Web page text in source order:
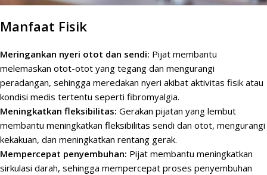
Manfaat Fisik
Meringankan nyeri otot dan sendi: Pijat membantu
melemaskan otot-otot yang tegang dan mengurangi
peradangan, sehingga meredakan nyeri akibat aktivitas fisik atau
kondisi medis tertentu seperti fibromyalgia.
Meningkatkan fleksibilitas: Gerakan pijatan yang lembut
membantu meningkatkan fleksibilitas sendi dan otot, mengurangi
kekakuan, dan meningkatkan rentang gerak.
Mempercepat penyembuhan: Pijat membantu meningkatkan
sirkulasi darah, sehingga mempercepat proses penyembuhan